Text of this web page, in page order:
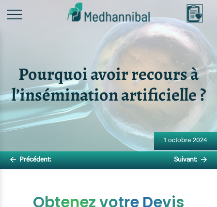
Pourquoi avoir recours à
l’insémination artificielle ?
1 octobre 2024
Navigation
de
l’article
Précédent: Suivant:
Obtenez votre Devis